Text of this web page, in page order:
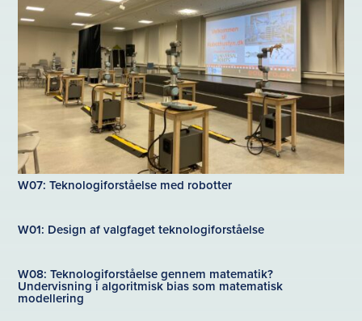
W07: Teknologiforståelse med robotter
W01: Design af valgfaget teknologiforståelse
W08: Teknologiforståelse gennem matematik?
Undervisning i algoritmisk bias som matematisk
modellering